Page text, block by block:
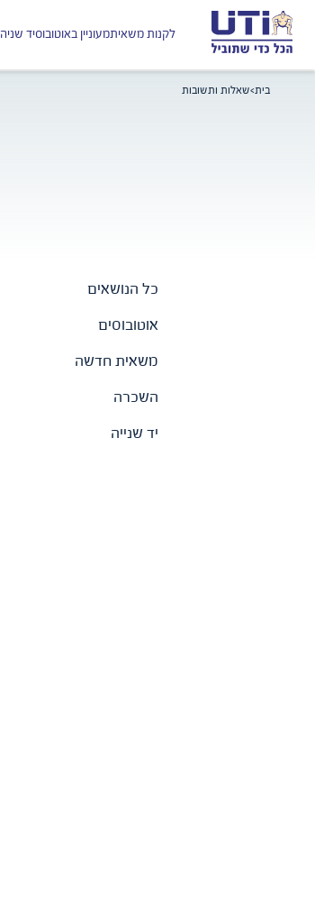
לקנות משאיתמעוניין באוטובוסיד שניה Online
בית>שאלות ותשובות
כל הנושאים
אוטובוסים
משאית חדשה
השכרה
יד שנייה